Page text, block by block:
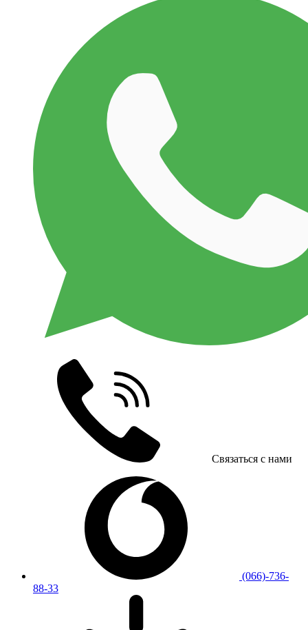
Связаться с нами
(066)-736-
88-33